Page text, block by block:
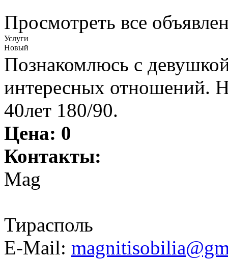
Просмотреть все
Услуги
Новый
Познакомлюсь с
интересных отношений.
40лет 180/90.
Цена: 0
Контакты:
Mag
Тирасполь
E-Mail: